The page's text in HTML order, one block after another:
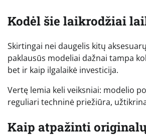
Kodėl šie laikrodžiai
Skirtingai nei daugelis kitų
paklausūs modeliai dažnai tampa
bet ir kaip ilgalaikė investicija.
Vertę lemia keli veiksniai: modelio
reguliari techninė priežiūra,
Kaip atpažinti